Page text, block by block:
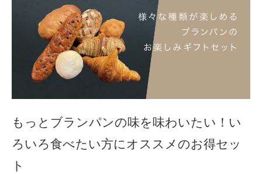
もっとブランパンの味を味わいたい！い
ろいろ食べたい方にオススメのお得セッ
ト